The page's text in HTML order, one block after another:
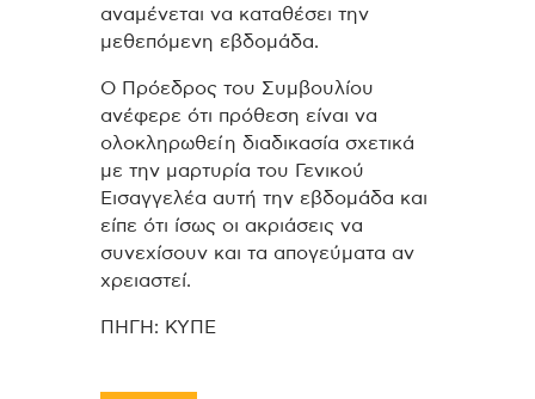
αναμένεται να καταθέσει την
μεθεπόμενη εβδομάδα.
Ο Πρόεδρος του Συμβουλίου
ανέφερε ότι πρόθεση είναι να
ολοκληρωθεί η διαδικασία σχετικά
με την μαρτυρία του Γενικού
Εισαγγελέα αυτή την εβδομάδα και
είπε ότι ίσως οι ακριάσεις να
συνεχίσουν και τα απογεύματα αν
χρειαστεί.
ΠΗΓΗ: ΚΥΠΕ